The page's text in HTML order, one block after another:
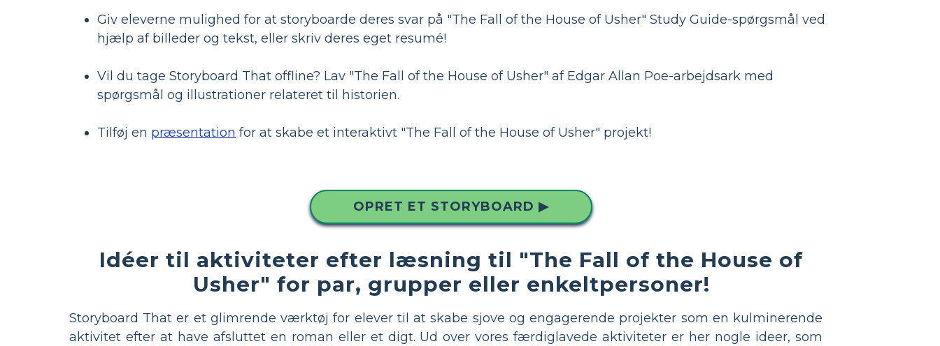
Giv eleverne mulighed for at storyboarde deres svar på "The Fall of the House of Usher" Study Guide-spørgsmål ved
hjælp af billeder og tekst, eller skriv deres eget resumé!
Vil du tage Storyboard That offline? Lav "The Fall of the House of Usher" af Edgar Allan Poe-arbejdsark med
spørgsmål og illustrationer relateret til historien.
Tilføj en præsentation for at skabe et interaktivt "The Fall of the House of Usher" projekt!
OPRET ET STORYBOARD ▶
Idéer til aktiviteter efter læsning til "The Fall of the House of
Usher" for par, grupper eller enkeltpersoner!
Storyboard That er et glimrende værktøj for elever til at skabe sjove og engagerende projekter som en kulminerende
aktivitet efter at have afsluttet en roman eller et digt. Ud over vores færdiglavede aktiviteter er her nogle ideer, som